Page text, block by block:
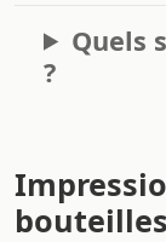
Quels
?